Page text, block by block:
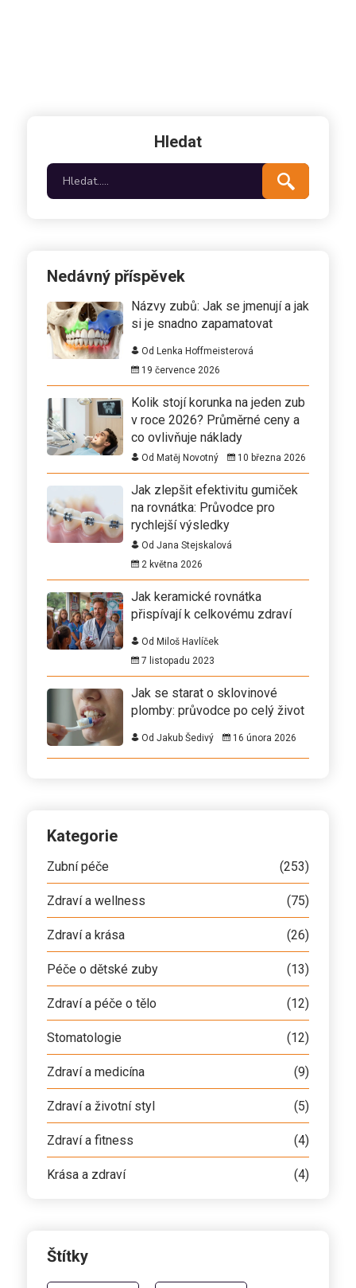
Hledat
Nedávný příspěvek
Názvy zubů: Jak se jmenují a jak
si je snadno zapamatovat
Od Lenka Hoffmeisterová
19 července 2026
Kolik stojí korunka na jeden zub
v roce 2026? Průměrné ceny a
co ovlivňuje náklady
Od Matěj Novotný 10 března 2026
Jak zlepšit efektivitu gumiček
na rovnátka: Průvodce pro
rychlejší výsledky
Od Jana Stejskalová
2 května 2026
Jak keramické rovnátka
přispívají k celkovému zdraví
Od Miloš Havlíček
7 listopadu 2023
Jak se starat o sklovinové
plomby: průvodce po celý život
Od Jakub Šedivý 16 února 2026
Kategorie
Zubní péče (253)
Zdraví a wellness (75)
Zdraví a krása (26)
Péče o dětské zuby (13)
Zdraví a péče o tělo (12)
Stomatologie (12)
Zdraví a medicína (9)
Zdraví a životní styl (5)
Zdraví a fitness (4)
Krása a zdraví (4)
Štítky